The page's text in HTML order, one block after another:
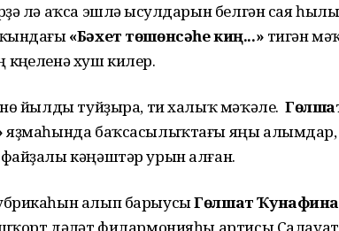
лә аҡса эшләү ысулдарын белгән сая
«Бәхет төшөнсәһе киң...» тигән
хуш килер.
йылды туйҙыра, ти халыҡ мәҡәле.
яҙмаһында баҡсасылыҡтағы яңы
кәңәштәр урын алған.
алып барыусыГөлшат Ҡунафина